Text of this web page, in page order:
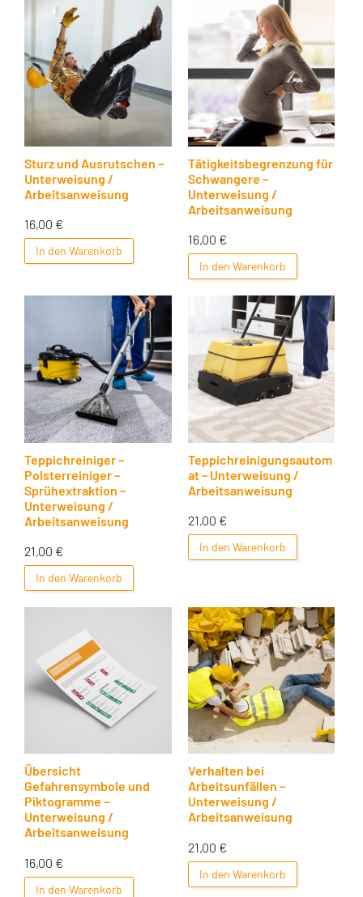
Sturz und Ausrutschen –
Unterweisung /
Arbeitsanweisung
16,00 €
In den Warenkorb
Tätigkeitsbegrenzung für
Schwangere –
Unterweisung /
Arbeitsanweisung
16,00 €
In den Warenkorb
Teppichreiniger –
Polsterreiniger –
Sprühextraktion –
Unterweisung /
Arbeitsanweisung
21,00 €
In den Warenkorb
Teppichreinigungsautom
at – Unterweisung /
Arbeitsanweisung
21,00 €
In den Warenkorb
Übersicht
Gefahrensymbole und
Piktogramme –
Unterweisung /
Arbeitsanweisung
16,00 €
In den Warenkorb
Verhalten bei
Arbeitsunfällen –
Unterweisung /
Arbeitsanweisung
21,00 €
In den Warenkorb